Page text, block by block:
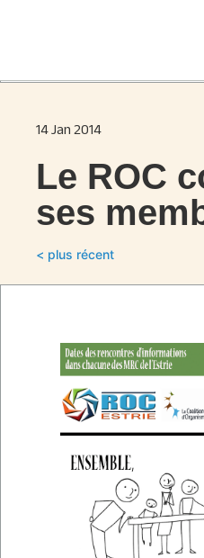
14 Jan 2014
Le ROC
ses
< plus récent